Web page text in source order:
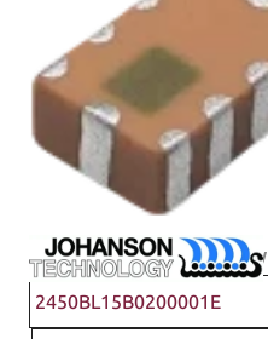
Johanson Technology
2450BL15B0200001E